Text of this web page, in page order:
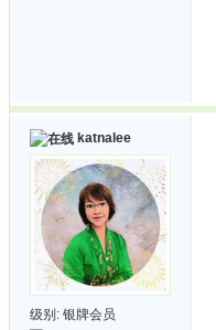
katnalee
级别: 银牌会员